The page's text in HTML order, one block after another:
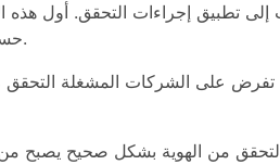
تطبيق إجراءات التحقق. أول هذه
حسابات مزيفة أو استخدام بيانات مسروقة لتحقيق مكاسب غير مشروعة.
تفرض على الشركات المشغلة
التحقق من الهوية بشكل صحيح